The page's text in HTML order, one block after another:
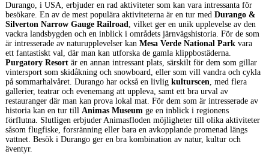
Durango, i USA, erbjuder en rad aktiviteter som kan vara intressanta för
besökare. En av de mest populära aktiviteterna är en tur med Durango &
Silverton Narrow Gauge Railroad, vilket ger en unik upplevelse av den
vackra landsbygden och en inblick i områdets järnvägshistoria. För de som
är intresserade av naturupplevelser kan Mesa Verde National Parkvara
ett fantastiskt val, där man kan utforska de gamla klippbostäderna.
Purgatory Resortär en annan intressant plats, särskilt för dem som gillar
vintersport som skidåkning och snowboard, eller som vill vandra och cykla
på sommarhalvåret. Durango har också en livlig kulturscen, med flera
gallerier, teatrar och evenemang att uppleva, samt ett bra urval av
restauranger där man kan prova lokal mat. För dem som är intresserade av
historia kan en tur till Animas Museumge en inblick i regionens
förflutna. Slutligen erbjuder Animasfloden möjligheter till olika aktiviteter
såsom flugfiske, forsränning eller bara en avkopplande promenad längs
vattnet. Besök i Durango ger en bra kombination av natur, kultur och
äventyr.